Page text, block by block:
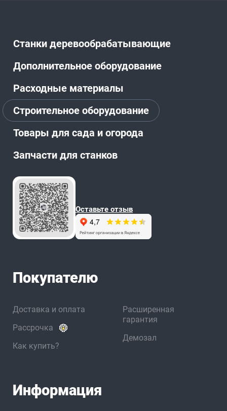
Станки деревообрабатывающие
Дополнительное оборудование
Расходные материалы
Строительное оборудование
Товары для сада и огорода
Запчасти для станков
Оставьте отзыв
Покупателю
Доставка и оплата
Рассрочка
Как купить?
Расширенная
гарантия
Демозал
Информация